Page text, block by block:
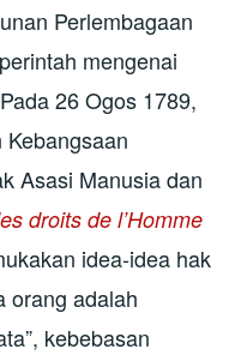
Perlembagaan
mengenai
26 Ogos 1789,
Asasi Manusia dan
droits de l’Homme
idea-idea hak
orang adalah
kebebasan